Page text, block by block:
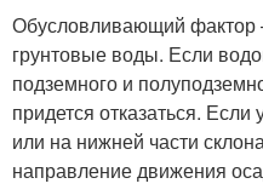
Обусловливающий фактор
грунтовые воды. Если
подземного и
придется отказаться. Если
или на нижней части
направление движения